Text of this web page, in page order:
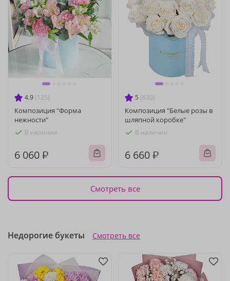
4.9 (125)
Композиция "Форма
нежности"
В наличии
6 060 ₽
5 (630)
Композиция "Белые розы в
шляпной коробке"
В наличии
6 660 ₽
Смотреть все
Недорогие букеты Смотреть все